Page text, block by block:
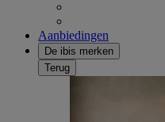
Aanbiedingen
De ibis merken
Terug